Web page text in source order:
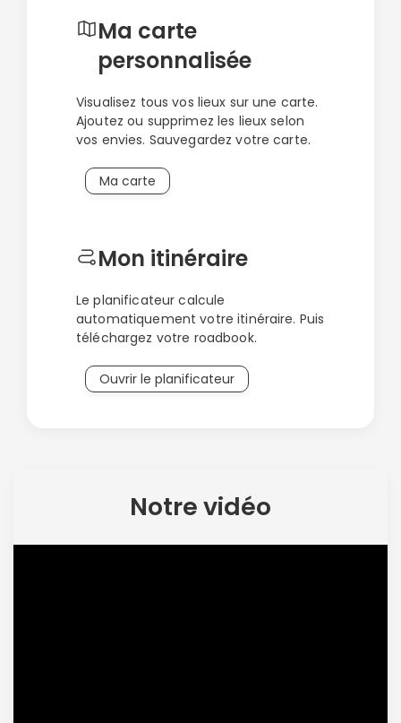
Ma carte
personnalisée
Visualisez tous vos lieux sur une carte.
Ajoutez ou supprimez les lieux selon
vos envies. Sauvegardez votre carte.
Ma carte
Mon itinéraire
Le planificateur calcule
automatiquement votre itinéraire. Puis
téléchargez votre roadbook.
Ouvrir le planificateur
Notre vidéo
ou connectez-vous par mail